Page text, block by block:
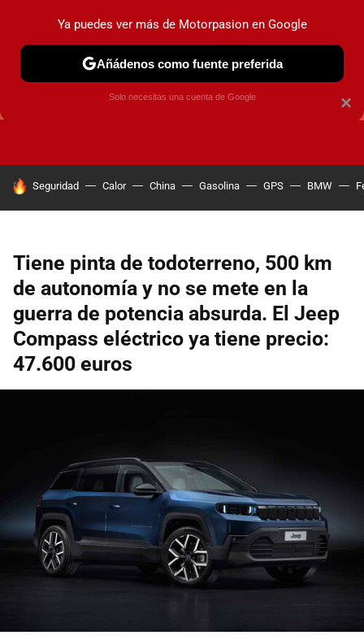
GUÍAS DE COMPRA OFERTAS DE COCHES CONSEJOS
HOY SE HABLA DE
Seguridad Calor China Gasolina GPS BMW
Tiene pinta de todoterreno, 500 km
de autonomía y no se mete en la
guerra de potencia absurda. El Jeep
Compass eléctrico ya tiene precio:
47.600 euros
×
Ya puedes ver más de Motorpasion en Google
Añádenos como fuente preferida
Solo necesitas una cuenta de Google